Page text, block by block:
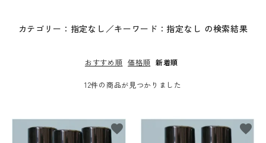
商品一覧
カテゴリー：指定なし／キーワード：指定なし の検索結果
おすすめ順 価格順 新着順
12件の商品が見つかりました
favorite favorite